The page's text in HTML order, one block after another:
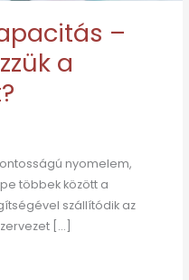
–
a
nyomelem,
többek között a
szállítódik az
[…]